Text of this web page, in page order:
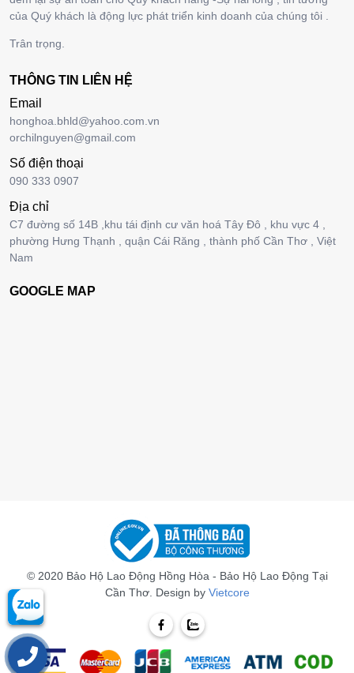
của Quý khách là động lực phát triển kinh doanh của chúng tôi .
Trân trọng.
THÔNG TIN LIÊN HỆ
Email
honghoa.bhld@yahoo.com.vn
orchilnguyen@gmail.com
Số điện thoại
090 333 0907
Địa chỉ
C7 đường số 14B ,khu tái định cư văn hoá Tây Đô , khu vực 4 ,
phường Hưng Thạnh , quận Cái Răng , thành phố Cần Thơ , Việt
Nam
GOOGLE MAP
© 2020 Bảo Hộ Lao Động Hồng Hòa - Bảo Hộ Lao Động Tại
Cần Thơ. Design by Vietcore
